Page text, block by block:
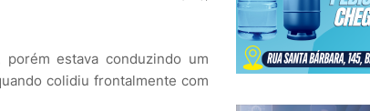
estava conduzindo um
colidiu frontalmente com